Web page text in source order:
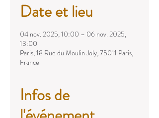
Date et lieu
04 nov. 2025, 10:00 – 06 nov. 2025,
13:00
Paris, 18 Rue du Moulin Joly, 75011 Paris,
France
Infos de